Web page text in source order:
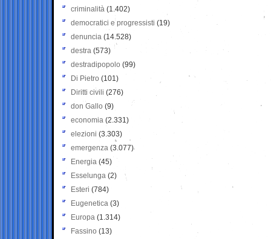
criminalità (1.402)
democratici e progressisti (19)
denuncia (14.528)
destra (573)
destradipopolo (99)
Di Pietro (101)
Diritti civili (276)
don Gallo (9)
economia (2.331)
elezioni (3.303)
emergenza (3.077)
Energia (45)
Esselunga (2)
Esteri (784)
Eugenetica (3)
Europa (1.314)
Fassino (13)